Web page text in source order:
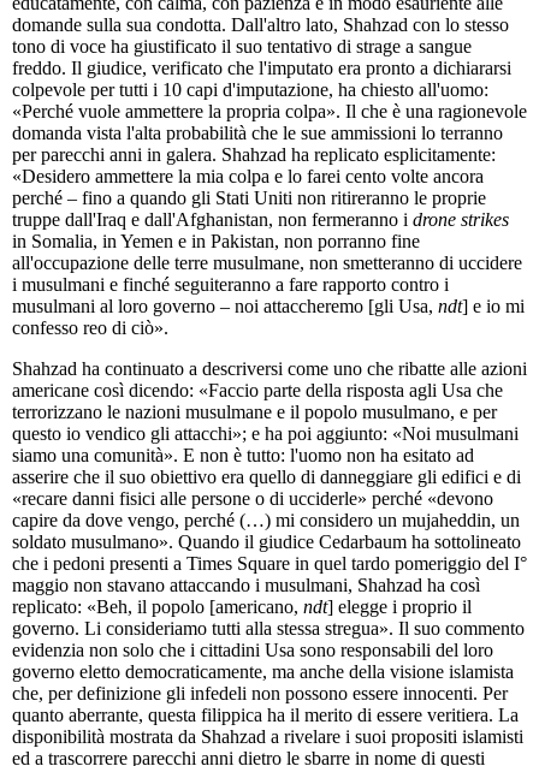
domande sulla sua condotta. Dall'altro lato, Shahzad con lo stesso
tono di voce ha giustificato il suo tentativo di strage a sangue
freddo. Il giudice, verificato che l'imputato era pronto a dichiararsi
colpevole per tutti i 10 capi d'imputazione, ha chiesto all'uomo:
«Perché vuole ammettere la propria colpa». Il che è una ragionevole
domanda vista l'alta probabilità che le sue ammissioni lo terranno
per parecchi anni in galera. Shahzad ha replicato esplicitamente:
«Desidero ammettere la mia colpa e lo farei cento volte ancora
perché – fino a quando gli Stati Uniti non ritireranno le proprie
truppe dall'Iraq e dall'Afghanistan, non fermeranno i drone strikes
in Somalia, in Yemen e in Pakistan, non porranno fine
all'occupazione delle terre musulmane, non smetteranno di uccidere
i musulmani e finché seguiteranno a fare rapporto contro i
musulmani al loro governo – noi attaccheremo [gli Usa, ndt] e io mi
confesso reo di ciò».
Shahzad ha continuato a descriversi come uno che ribatte alle azioni
americane così dicendo: «Faccio parte della risposta agli Usa che
terrorizzano le nazioni musulmane e il popolo musulmano, e per
questo io vendico gli attacchi»; e ha poi aggiunto: «Noi musulmani
siamo una comunità». E non è tutto: l'uomo non ha esitato ad
asserire che il suo obiettivo era quello di danneggiare gli edifici e di
«recare danni fisici alle persone o di ucciderle» perché «devono
capire da dove vengo, perché (…) mi considero un mujaheddin, un
soldato musulmano». Quando il giudice Cedarbaum ha sottolineato
che i pedoni presenti a Times Square in quel tardo pomeriggio del I°
maggio non stavano attaccando i musulmani, Shahzad ha così
replicato: «Beh, il popolo [americano, ndt] elegge i proprio il
governo. Li consideriamo tutti alla stessa stregua». Il suo commento
evidenzia non solo che i cittadini Usa sono responsabili del loro
governo eletto democraticamente, ma anche della visione islamista
che, per definizione gli infedeli non possono essere innocenti. Per
quanto aberrante, questa filippica ha il merito di essere veritiera. La
disponibilità mostrata da Shahzad a rivelare i suoi propositi islamisti
ed a trascorrere parecchi anni dietro le sbarre in nome di questi